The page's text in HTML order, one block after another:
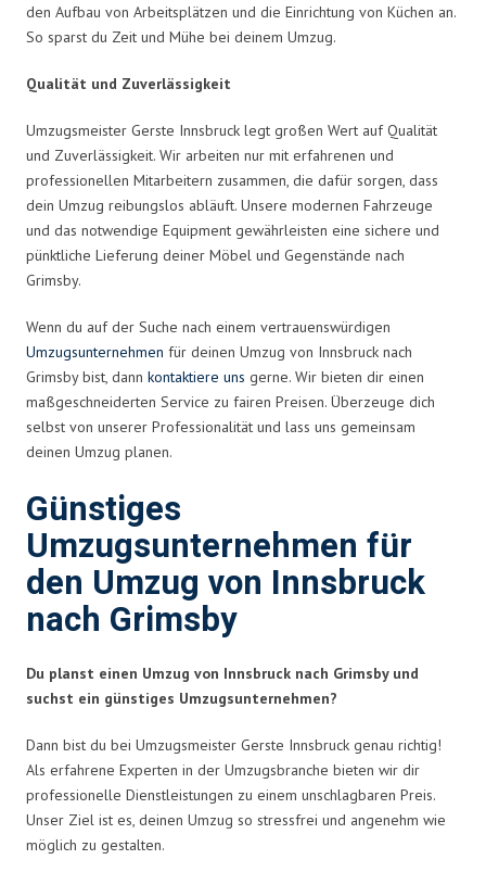
den Aufbau von Arbeitsplätzen und die Einrichtung von Küchen an.
So sparst du Zeit und Mühe bei deinem Umzug.
Qualität und Zuverlässigkeit
Umzugsmeister Gerste Innsbruck legt großen Wert auf Qualität
und Zuverlässigkeit. Wir arbeiten nur mit erfahrenen und
professionellen Mitarbeitern zusammen, die dafür sorgen, dass
dein Umzug reibungslos abläuft. Unsere modernen Fahrzeuge
und das notwendige Equipment gewährleisten eine sichere und
pünktliche Lieferung deiner Möbel und Gegenstände nach
Grimsby.
Wenn du auf der Suche nach einem vertrauenswürdigen
Umzugsunternehmen für deinen Umzug von Innsbruck nach
Grimsby bist, dann kontaktiere uns gerne. Wir bieten dir einen
maßgeschneiderten Service zu fairen Preisen. Überzeuge dich
selbst von unserer Professionalität und lass uns gemeinsam
deinen Umzug planen.
Günstiges
Umzugsunternehmen für
den Umzug von Innsbruck
nach Grimsby
Du planst einen Umzug von Innsbruck nach Grimsby und
suchst ein günstiges Umzugsunternehmen?
Dann bist du bei Umzugsmeister Gerste Innsbruck genau richtig!
Als erfahrene Experten in der Umzugsbranche bieten wir dir
professionelle Dienstleistungen zu einem unschlagbaren Preis.
Unser Ziel ist es, deinen Umzug so stressfrei und angenehm wie
möglich zu gestalten.